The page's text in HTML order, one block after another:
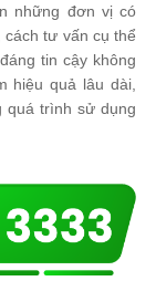
những đơn vị có
tư vấn cụ thể
tin cậy không
hiệu quả lâu dài,
quá trình sử dụng